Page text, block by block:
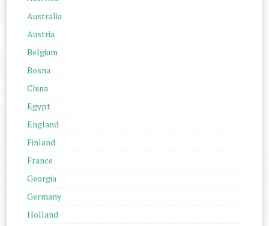
Australia
Austria
Belgium
Bosna
China
Egypt
England
Finland
France
Georgia
Germany
Holland